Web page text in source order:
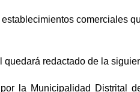
comerciales
redactado de la
la Municipalidad Distrital